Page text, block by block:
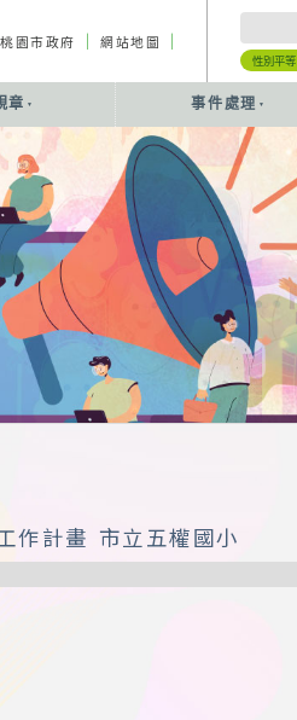
桃園市政府 網站地圖
性別平等
章 事件處理
作計畫 市立五權國小